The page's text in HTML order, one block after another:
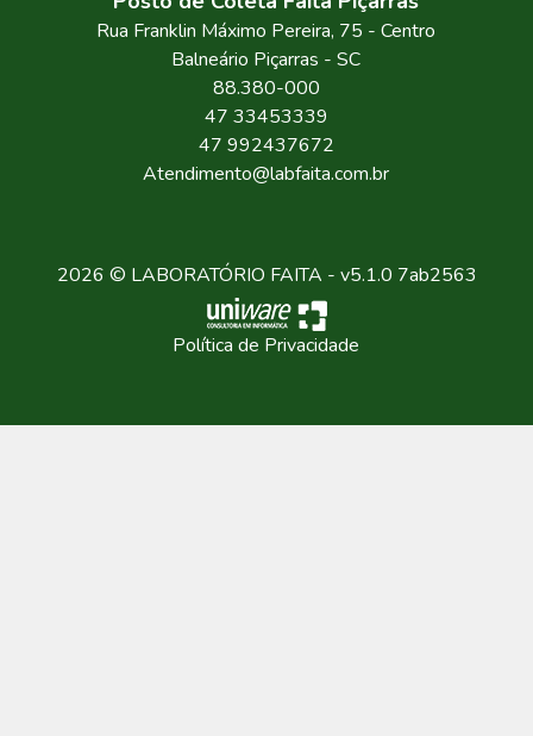
Rua Franklin Máximo Pereira, 75 - Centro
Balneário Piçarras -SC
88.380-000
47 33453339
47 992437672
Atendimento@labfaita.com.br
2026 © LABORATÓRIO FAITA - v5.1.0 7ab2563
Política de Privacidade